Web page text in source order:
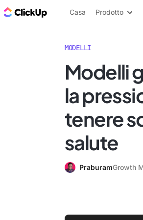
Blog di ClickUp
Casa Prodotto
MODELLI
Modelli
la
tenere
salute
PraburamGrowth